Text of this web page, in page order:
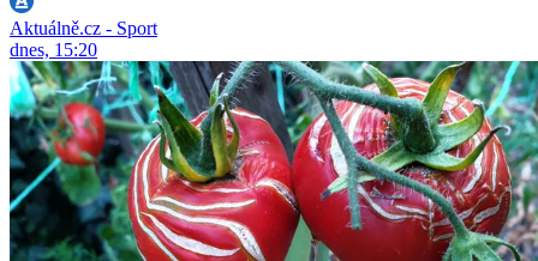
Aktuálně.cz - Sport
dnes, 15:20